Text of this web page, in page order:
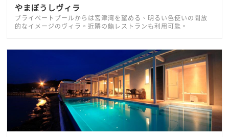
やまぼうしヴィラ
プライベートプールからは宮津湾を望める、明るい色使いの開放
的なイメージのヴィラ。近隣の鮨レストランも利用可能。